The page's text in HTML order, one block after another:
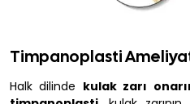
Timpanoplasti
Halk dilinde kulak zarı